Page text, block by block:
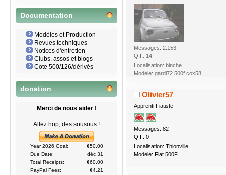
Documentation
Modèles et Production
Revues techniques
Notices d'entretien
Clubs, assos et blogs
Cote 500/126/dérivés
donation
Merci de nous aider !
Allez hop, des sousous !
Year 2026 Goal:
€50.00
Due Date:
déc 31
Total Receipts:
€60.00
PayPal Fees:
€4.21
Messages: 2.153
Q.I.: 14
Localisation: binche
Modèle: gardi72 500f cox58
Olivier57
Apprenti Fiatiste
Messages: 82
Q.I.: 0
Localisation: Thionville
Modèle: Fiat 500F